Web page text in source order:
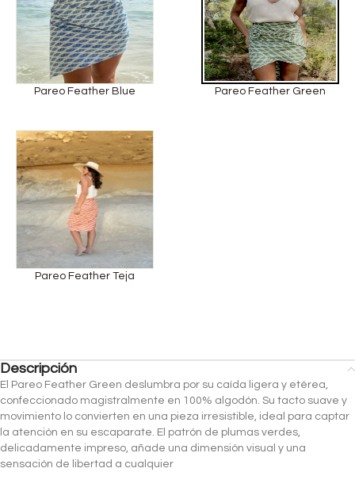
Pareo Feather Blue Pareo Feather Green
Pareo Feather Teja
Descripción
El Pareo Feather Green deslumbra por su caída ligera y etérea,
confeccionado magistralmente en 100% algodón. Su tacto suave y
movimiento lo convierten en una pieza irresistible, ideal para captar
la atención en su escaparate. El patrón de plumas verdes,
delicadamente impreso, añade una dimensión visual y una
sensación de libertad a cualquier